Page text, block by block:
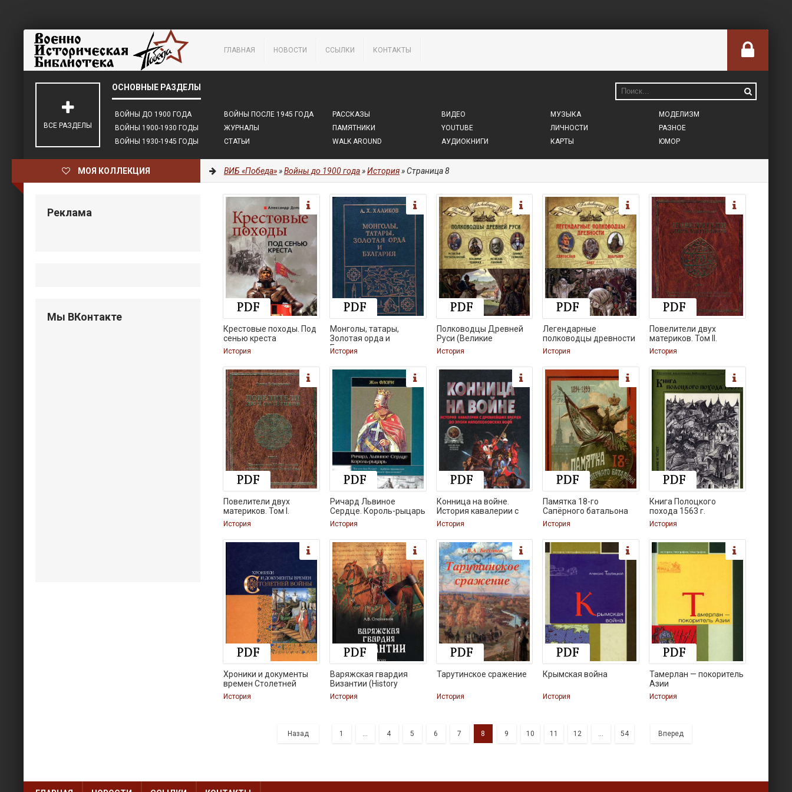
ГЛАВНАЯ НОВОСТИ ССЫЛКИ КОНТАКТЫ
ВОЙНЫ ДО 1900 ГОДА
ВОЙНЫ 1900-1930 ГОДЫ
ВОЙНЫ 1930-1945 ГОДЫ
ВОЙНЫ ПОСЛЕ 1945 ГОДА
ЖУРНАЛЫ
СТАТЬИ
РАССКАЗЫ
ПАМЯТНИКИ
WALK AROUND
ВИДЕО
YOUTUBE
АУДИОКНИГИ
МУЗЫКА
ЛИЧНОСТИ
КАРТЫ
МОДЕЛИЗМ
РАЗНОЕ
ЮМОР
ВСЕ РАЗДЕЛЫ
МОЯ КОЛЛЕКЦИЯ ВИБ «Победа»»Войны до 1900 года»История» Страница 8
Крестовые походы. Под
сенью креста
История
Монголы, татары,
Золотая орда и
Булгария
История
Полководцы Древней
Руси (Великие
История
Легендарные
полководцы древности
История
Повелители двух
материков. Том II.
История
Повелители двух
материков. Том I.
История
Ричард Львиное
Сердце. Король-рыцарь
История
Конница на войне.
История кавалерии с
История
Памятка 18-го
Сапёрного батальона
История
Книга Полоцкого
похода 1563 г.
История
Хроники и документы
времен Столетней
История
Варяжская гвардия
Византии (History
История
Тарутинское сражение
История
Крымская война
История
Тамерлан — покоритель
Азии
История
Назад 1 ... 4 5 6 7 8 9 10 11 12 ... 54 Вперед
Реклама
Мы ВКонтакте